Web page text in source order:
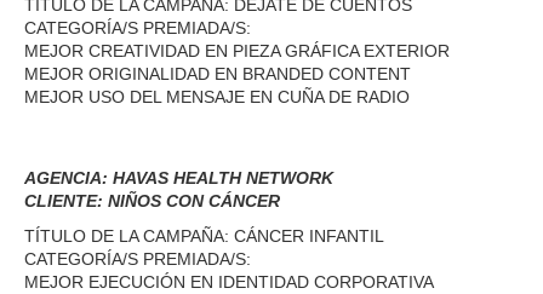
TÍTULO DE LA CAMPAÑA: DÉJATE DE CUENTOS
CATEGORÍA/S PREMIADA/S:
MEJOR CREATIVIDAD EN PIEZA GRÁFICA EXTERIOR
MEJOR ORIGINALIDAD EN BRANDED CONTENT
MEJOR USO DEL MENSAJE EN CUÑA DE RADIO
AGENCIA: HAVAS HEALTH NETWORK
CLIENTE: NIÑOS CON CÁNCER
TÍTULO DE LA CAMPAÑA: CÁNCER INFANTIL
CATEGORÍA/S PREMIADA/S:
MEJOR EJECUCIÓN EN IDENTIDAD CORPORATIVA